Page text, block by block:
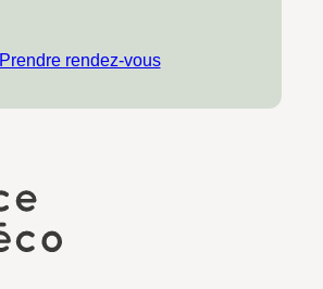
Prendre rendez-vous